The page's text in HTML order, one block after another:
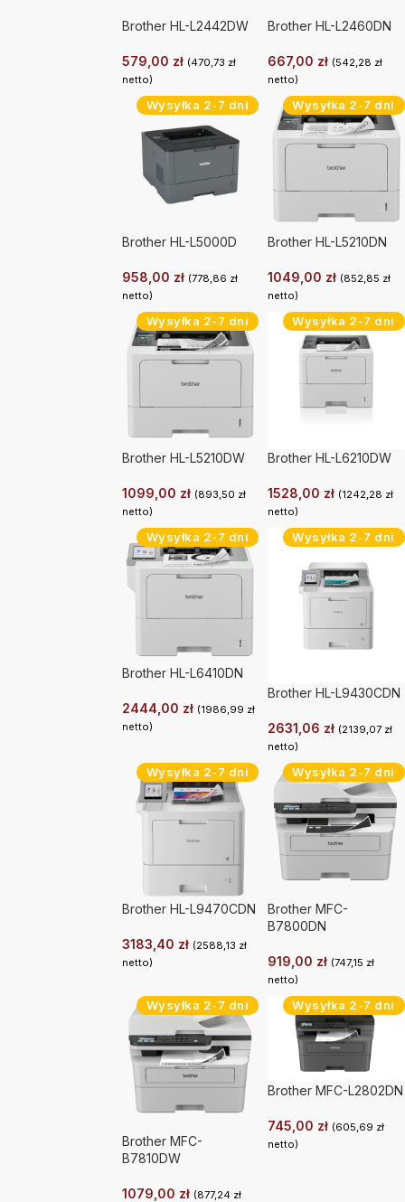
Brother HL-L2442DW
579,00 zł (470,73 zł
netto)
Brother HL-L2460DN
667,00 zł (542,28 zł
netto)
Wysyłka 2-7 dni
Brother HL-L5000D
958,00 zł (778,86 zł
netto)
Wysyłka 2-7 dni
Brother HL-L5210DN
1049,00 zł (852,85 zł
netto)
Wysyłka 2-7 dni
Brother HL-L5210DW
1099,00 zł (893,50 zł
netto)
Wysyłka 2-7 dni
Brother HL-L6210DW
1528,00 zł (1242,28 zł
netto)
Wysyłka 2-7 dni
Brother HL-L6410DN
2444,00 zł (1986,99 zł
netto)
Wysyłka 2-7 dni
Brother HL-L9430CDN
2631,06 zł (2139,07 zł
netto)
Wysyłka 2-7 dni
Brother HL-L9470CDN
3183,40 zł (2588,13 zł
netto)
Wysyłka 2-7 dni
Brother MFC-
B7800DN
919,00 zł (747,15 zł
netto)
Wysyłka 2-7 dni
Brother MFC-
B7810DW
1079,00 zł (877,24 zł
Wysyłka 2-7 dni
Brother MFC-L2802DN
745,00 zł (605,69 zł
netto)